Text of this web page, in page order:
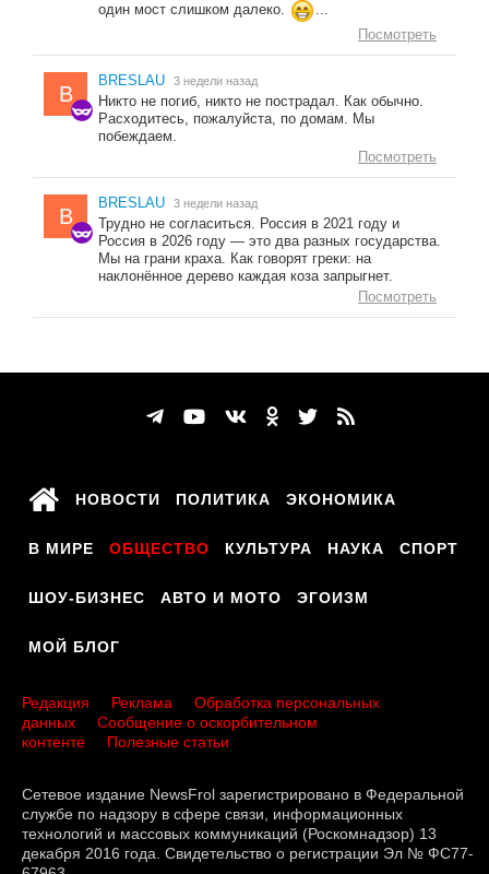
один мост слишком далеко.
...
Посмотреть
B
BRESLAU 3 недели назад
Никто не погиб, никто не пострадал. Как обычно.
Расходитесь, пожалуйста, по домам. Мы
побеждаем.
Посмотреть
B
BRESLAU 3 недели назад
Трудно не согласиться. Россия в 2021 году и
Россия в 2026 году — это два разных государства.
Мы на грани краха. Как говорят греки: на
наклонённое дерево каждая коза запрыгнет.
Посмотреть
НОВОСТИ ПОЛИТИКА ЭКОНОМИКА
В МИРЕ ОБЩЕСТВО КУЛЬТУРА НАУКА СПОРТ
ШОУ-БИЗНЕС АВТО И МОТО ЭГОИЗМ
МОЙ БЛОГ
Редакция Реклама
Обработка персональных
данных
Сообщение о оскорбительном
контенте
Полезные статьи
Сетевое издание NewsFrol зарегистрировано в Федеральной
службе по надзору в сфере связи, информационных
технологий и массовых коммуникаций (Роскомнадзор) 13
декабря 2016 года. Свидетельство о регистрации Эл № ФС77-